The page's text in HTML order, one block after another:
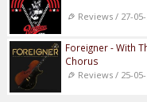
Reviews / 27-
Foreigner - With
Chorus
Reviews / 25-